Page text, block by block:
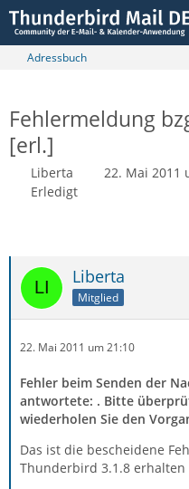
Adressbuch
Fehlermeldung
[erl.]
Liberta 22. Mai 2011
Erledigt
Liberta
Mitglied
22. Mai 2011 um 21:10
Fehler beim Senden der
antwortete: . Bitte
wiederholen Sie den
Das ist die bescheidene
Thunderbird 3.1.8 erhalten